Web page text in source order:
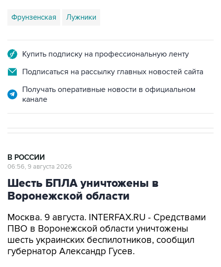
Фрунзенская Лужники
Купить подписку на профессиональную ленту
Подписаться на рассылку главных новостей сайта
Получать оперативные новости в официальном
канале
В РОССИИ
06:56, 9 августа 2026
Шесть БПЛА уничтожены в
Воронежской области
Москва. 9 августа. INTERFAX.RU - Средствами
ПВО в Воронежской области уничтожены
шесть украинских беспилотников, сообщил
губернатор Александр Гусев.